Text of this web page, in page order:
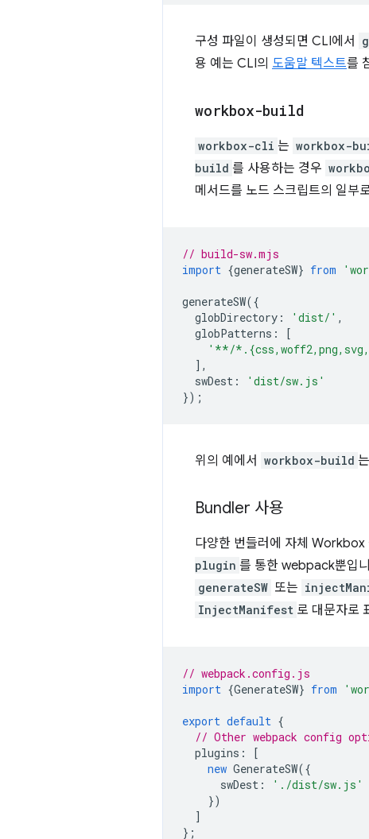
구성 파일이 생성되면 CLI에서
용 예는 CLI의 도움말 텍스트를
workbox-build
workbox-cli 는 workbox-
build 를 사용하는 경우
메서드를 노드 스크립트의 일부
// build-sw.mjs
import {generateSW} from
generateSW({
globDirectory : 'dist/' ,
globPatterns :
[
'**/
],
swDest :
'dist/sw.js'
});
위의 예에서 workbox-build 는
Bundler 사용
다양한 번들러에 자체
plugin 를 통한 webpack뿐입
generateSW 또는
InjectManifest 로 대문자로
// webpack.config.js
import {GenerateSW} from
export default {
// Other webpack config
plugins :
[
new GenerateSW({
swDest :
'./dist/sw.js'
})
]
};